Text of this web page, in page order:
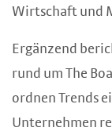
Wirtschaft und
Ergänzend
rund um The
ordnen Trends
Unternehmen